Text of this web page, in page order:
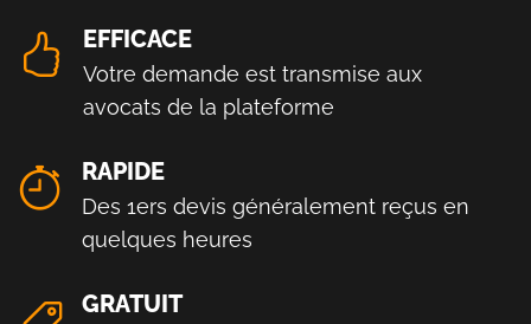
EFFICACE
Votre demande est transmise aux
avocats de la plateforme
RAPIDE
Des 1ers devis généralement reçus en
quelques heures
GRATUIT